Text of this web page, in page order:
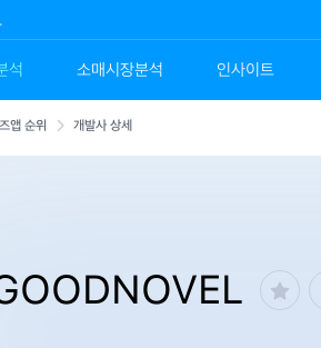
석 소매시장분석 인사이트
앱 순위 개발사 상세